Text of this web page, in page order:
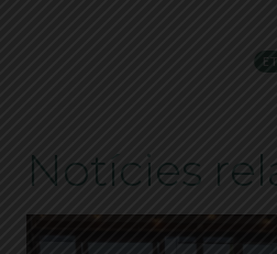
Notícies